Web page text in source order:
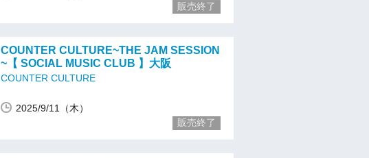
販売終了
COUNTER CULTURE~THE JAM SESSION
~【 SOCIAL MUSIC CLUB 】大阪
COUNTER CULTURE
2025/9/11（木）
販売終了